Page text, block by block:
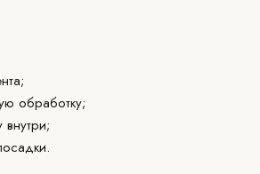
обработку;
внутри;